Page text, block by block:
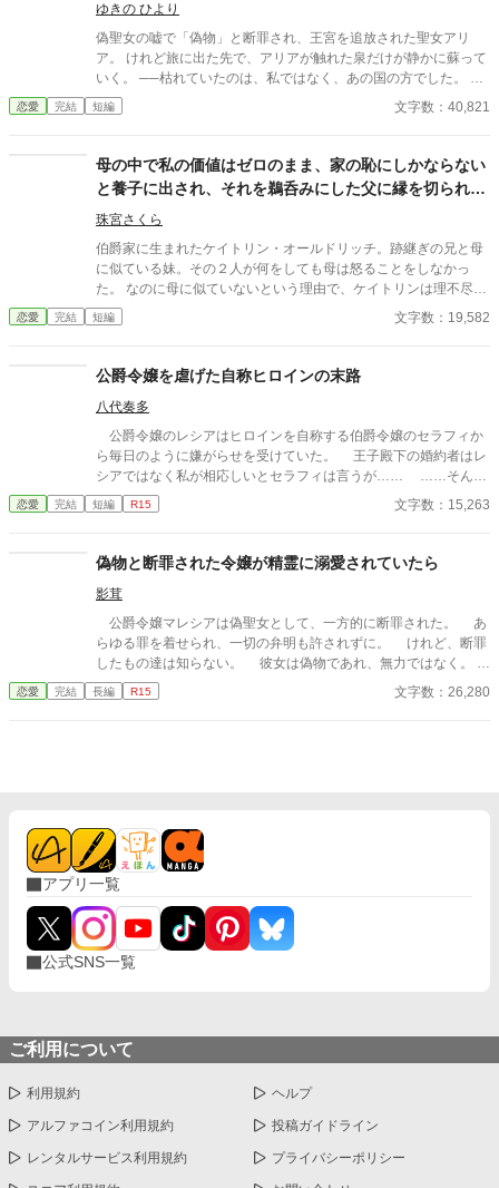
ゆきの ひより
偽聖女の嘘で「偽物」と断罪され、王宮を追放された聖女アリ
ア。 けれど旅に出た先で、アリアが触れた泉だけが静かに蘇って
いく。 ──枯れていたのは、私ではなく、あの国の方でした。 隣
国の王子ユリウスに迎えられ、 アリアは本当の力と居場所を取り
戻していく。 一方、アリアを追放した国では聖泉が完全に干上が
聖女が返す、静かで確かなざまぁ。
恋愛 完結 短編 文字数：40,821
母の中で私の価値はゼロのまま、家の恥にしかならない
と養子に出され、それを鵜呑みにした父に縁を切られた
おかげで幸せになれました
珠宮さくら
伯爵家に生まれたケイトリン・オールドリッチ。跡継ぎの兄と母
に似ている妹。その２人が何をしても母は怒ることをしなかっ
た。 なのに母に似ていないという理由で、ケイトリンは理不尽な
目にあい続けていた。そんな日々に嫌気がさしたケイトリンは、
兄妹を超えるために頑張るようになっていくのだが……。
恋愛 完結 短編 文字数：19,582
公爵令嬢を虐げた自称ヒロインの末路
八代奏多
公爵令嬢のレシアはヒロインを自称する伯爵令嬢のセラフィか
ら毎日のように嫌がらせを受けていた。 王子殿下の婚約者はレ
シアではなく私が相応しいとセラフィは言うが…… ……そんな
こと、絶対にさせませんわよ？
恋愛 完結 短編 R15 文字数：15,263
偽物と断罪された令嬢が精霊に溺愛されていたら
影茸
公爵令嬢マレシアは偽聖女として、一方的に断罪された。 あ
らゆる罪を着せられ、一切の弁明も許されずに。 けれど、断罪
したもの達は知らない。 彼女は偽物であれ、無力ではなく。
──彼女こそ真の聖女と、多くのものが認めていたことを。 （書
きたいネタが出てきてしまったゆえの、衝動的短編です） （少し
恋愛 完結 長編 R15 文字数：26,280
アプリ一覧
公式SNS一覧
ご利用について
利用規約 ヘルプ
アルファコイン利用規約 投稿ガイドライン
レンタルサービス利用規約 プライバシーポリシー